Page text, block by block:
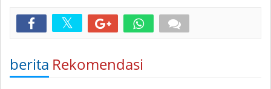
berita Rekomendasi